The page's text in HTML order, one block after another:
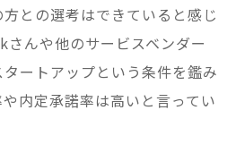
との選考はできていると感じ
んや他のサービスベンダー
ートアップという条件を鑑み
内定承諾率は高いと言ってい